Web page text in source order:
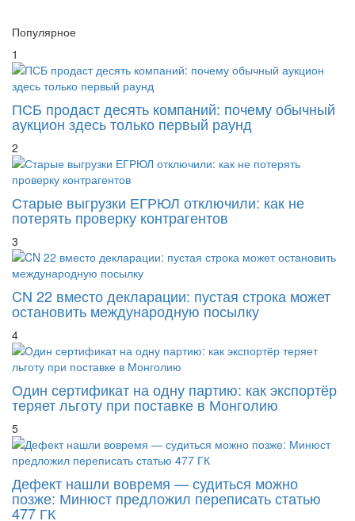
Популярное
1
ПСБ продаст десять компаний: почему обычный
аукцион здесь только первый раунд
2
Старые выгрузки ЕГРЮЛ отключили: как не
потерять проверку контрагентов
3
CN 22 вместо декларации: пустая строка может
остановить международную посылку
4
Один сертификат на одну партию: как экспортёр
теряет льготу при поставке в Монголию
5
Дефект нашли вовремя — судиться можно
позже: Минюст предложил переписать статью
477 ГК